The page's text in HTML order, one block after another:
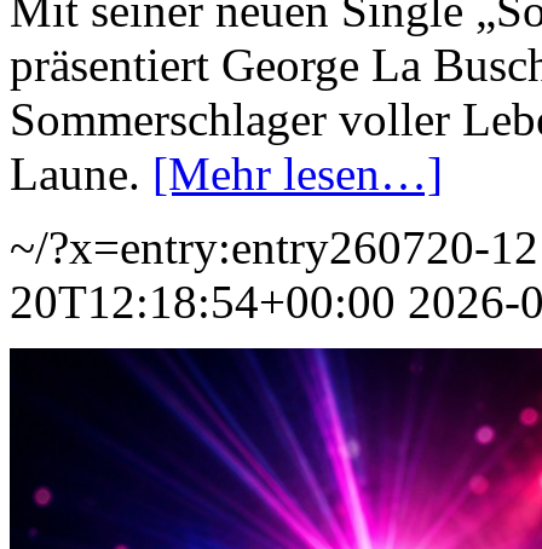
präsentiert George La
Sommerschlager voller
Laune. [Mehr lesen…]
~/?x=entry:entry260720-
20T12:18:54+00:00 2026-